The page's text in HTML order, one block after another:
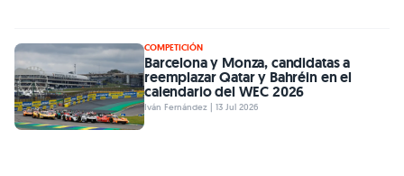
COMPETICIÓN
Barcelona y Monza, candidatas a
reemplazar Qatar y Bahréin en el
calendario del WEC 2026
Iván Fernández | 13 Jul 2026